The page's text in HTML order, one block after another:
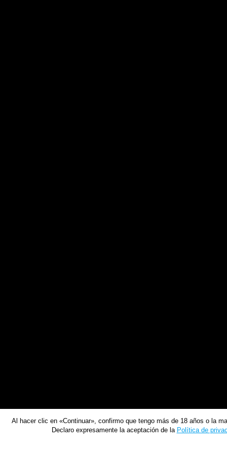
Al hacer clic en «Continuar», confirmo que tengo más de 18 años o la
Declaro expresamente la aceptación de la Política de